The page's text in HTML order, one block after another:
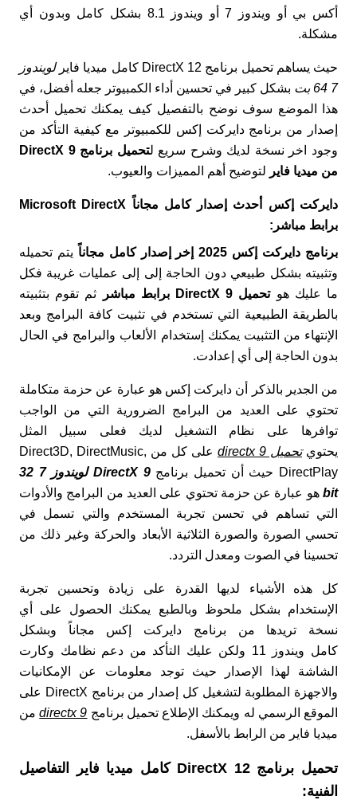
أكس بي أو ويندوز 7 أو ويندوز 8.1 بشكل كامل وبدون أي
مشكلة.
حيث يساهم تحميل برنامج DirectX 12 كامل ميديا فاير
لويندوز
7 64 بت
بشكل كبير في تحسين أداء الكمبيوتر جعله أفضل، في
هذا الموضع سوف نوضح بالتفصيل كيف يمكنك تحميل أحدث
إصدار من برنامج دايركت إكس للكمبيوتر مع كيفية التأكد من
وجود اخر نسخة لديك وشرح سريع ل
تحميل برنامج DirectX 9
من ميديا فاير لتوضيح أهم المميزات والعيوب.
دايركت إكس أحدث إصدار كامل مجاناً Microsoft DirectX
برابط مباشر:
برنامج دايركت إكس 2025 إخر إصدار كامل مجاناً
يتم تحميله
وتثبيته بشكل طبيعي دون الحاجة إلى إلى عمليات غريبة فكل
ما عليك هوتحميل DirectX 9 برابط مباشر
ثم تقوم بتثبيته
بالطريقة الطبيعية التي تستخدم في تثبيت كافة البرامج وبعد
الإنتهاء من التثبيت يمكنك إستخدام الألعاب والبرامج في الحال
بدون الحاجة إلى أي إعدادت.
من الجدير بالذكر أن دايركت إكس هو عبارة عن حزمة متكاملة
تحتوي على العديد من البرامج الضرورية التي من الواجب
توافرها على نظام التشغيل لديك فعلى سبيل المثل
يحتويتحميل directx 9
على كل من Direct3D, DirectMusic,
DirectPlay حيث أن تحميل برنامج
DirectX 9 لويندوز 7 32
bit هو عبارة عن حزمة تحتوي على العديد من البرامج والأدوات
التي تساهم في تحسن تجربة المستخدم والتي تسمل في
تحسي الصورة والصورة الثلاثية الأبعاد والحركة وغير ذلك من
تحسينا في الصوت ومعدل التردد.
كل هذه الأشياء لديها القدرة على زيادة وتحسين تجربة
الإستخدام بشكل ملحوظ وبالطبع يمكنك الحصول على أي
نسخة تريدها من برنامج دايركت إكس مجاناً وبشكل
كامل ويندوز 11 ولكن عليك التأكد من دعم نظامك وكارت
الشاشة لهذا الإصدار حيث توجد معلومات عن الإمكانيات
والاجهزة المطلوبة لتشغيل كل إصدار من برنامج DirectX على
الموقع الرسمي له ويمكنك الإطلاع تحميل برنامج directx 9من
ميديا فاير من الرابط بالأسفل.
تحميل برنامج DirectX 12 كامل ميديا فاير التفاصيل
الفنية: